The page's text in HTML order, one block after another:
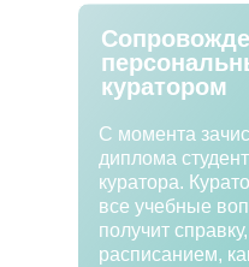
куратором
С момента
диплома
куратора.
все учебные
получит
расписанием,